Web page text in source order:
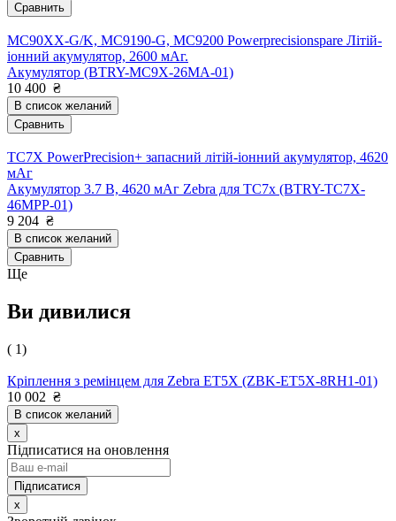
Сравнить
MC90XX-G/K, MC9190-G, MC9200 Powerprecisionspare Літій-
іонний акумулятор, 2600 мАг.
Акумулятор (BTRY-MC9X-26MA-01)
10 400 ₴
В список желаний
Сравнить
TC7X PowerPrecision+ запасний літій-іонний акумулятор, 4620
мАг
Акумулятор 3.7 В, 4620 мАг Zebra для TC7x (BTRY-TC7X-
46MPP-01)
9 204 ₴
В список желаний
Сравнить
Ще
Ви дивилися
( 1)
Кріплення з ремінцем для Zebra ET5X (ZBK-ET5X-8RH1-01)
10 002 ₴
В список желаний
x
Підписатися на оновлення
x